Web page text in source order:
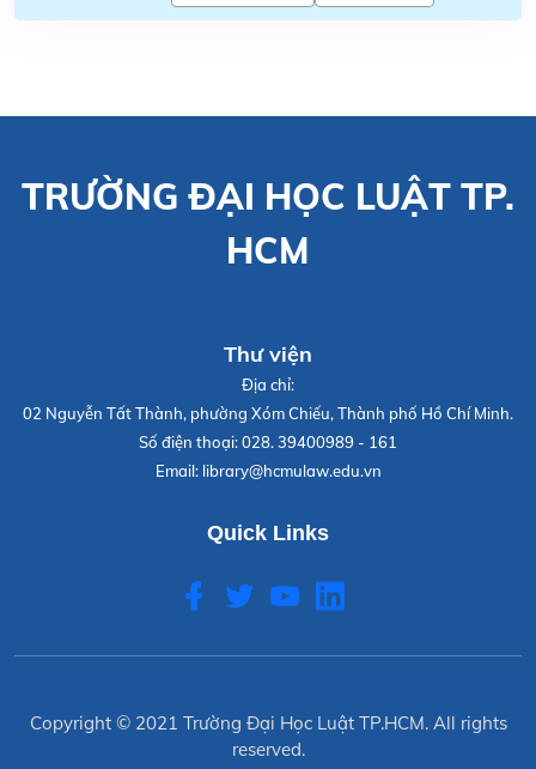
TRƯỜNG ĐẠI HỌC LUẬT TP.
HCM
Thư viện
Địa chỉ:
02 Nguyễn Tất Thành, phường Xóm Chiếu, Thành phố Hồ Chí Minh.
Số điện thoại:028. 39400989 - 161
Email: library@hcmulaw.edu.vn
Quick Links
Copyright © 2021 Trường Đại Học Luật TP.HCM. All rights
reserved.